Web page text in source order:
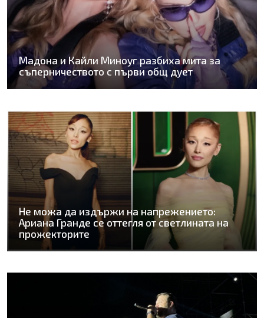
Мадона и Кайли Миноуг разбиха мита за
съперничеството с първи общ дует
Не можа да издържи на напрежението:
Ариана Гранде се оттегля от светлината на
прожекторите